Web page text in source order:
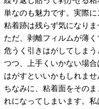
単なのも魅力です。実際に
粘着跡は残らず気になりま
ただ、剥離フィルムが薄
危うく引きはがしてしま
つつ、上手くいかない場
はがすといいかもしれませ
ちなみに、粘着面をその
れになってしまいます。